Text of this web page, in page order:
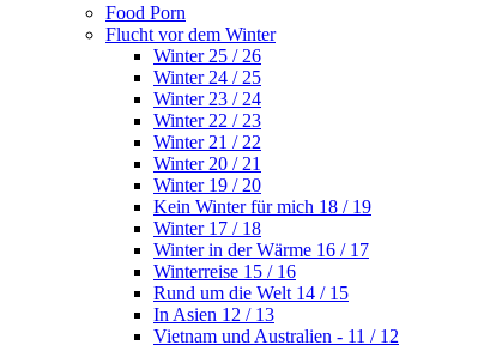
Food Porn
Flucht vor dem Winter
Winter 25 / 26
Winter 24 / 25
Winter 23 / 24
Winter 22 / 23
Winter 21 / 22
Winter 20 / 21
Winter 19 / 20
Kein Winter für mich 18 / 19
Winter 17 / 18
Winter in der Wärme 16 / 17
Winterreise 15 / 16
Rund um die Welt 14 / 15
In Asien 12 / 13
Vietnam und Australien - 11 / 12